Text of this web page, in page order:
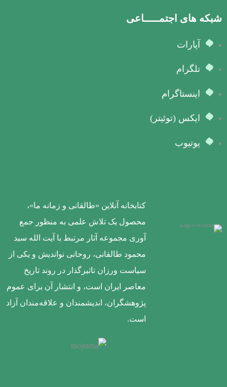
شبکه های اجتمـــــاعی
آپارات
تلگرام
اینستاگرام
ایکس (توئیتر)
یوتیوب
کتابخانه آنلاین «طالقانی و زمانه ما»،
محصول یک تلاش علمی به منظور جمع
آوری مجموعه آثار مرتبط با آیت الله سید
محمود طالقانی، روحانی نواندیش و یکی از
سیاست ورزان تاثیرگذار در روند تاریخ
معاصر ایران است، و انتشار آن برای عموم
پژوهشگران، اندیشمندان و علاقه‌مندان آزاد
است.